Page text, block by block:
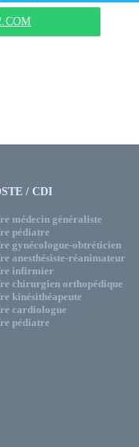
/ CDI
médecin généraliste
pédiatre
gynécologue-obtréticien
anesthésiste-réanimateur
infirmier
chirurgien orthopédique
kinésithéapeute
cardiologue
pédiatre